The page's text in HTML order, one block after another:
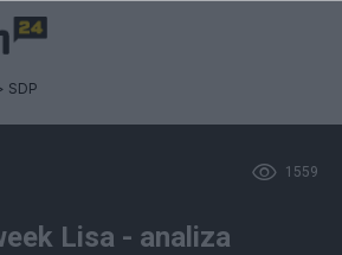
SDP
1559
Lisa - analiza